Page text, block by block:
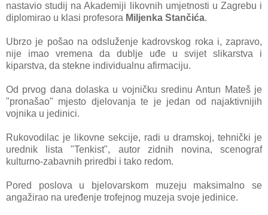
nastavio studij na Akademiji likovnih umjetnosti u Zagrebu i
diplomirao u klasi profesora Miljenka Stančića.
Ubrzo je pošao na odsluženje kadrovskog roka i, zapravo,
nije imao vremena da dublje uđe u svijet slikarstva i
kiparstva, da stekne individualnu afirmaciju.
Od prvog dana dolaska u vojničku sredinu Antun Mateš je
"pronašao" mjesto djelovanja te je jedan od najaktivnijih
vojnika u jedinici.
Rukovodilac je likovne sekcije, radi u dramskoj, tehnički je
urednik lista "Tenkist", autor zidnih novina, scenograf
kulturno-zabavnih priredbi i tako redom.
Pored poslova u bjelovarskom muzeju maksimalno se
angažirao na uređenje trofejnog muzeja svoje jedinice.